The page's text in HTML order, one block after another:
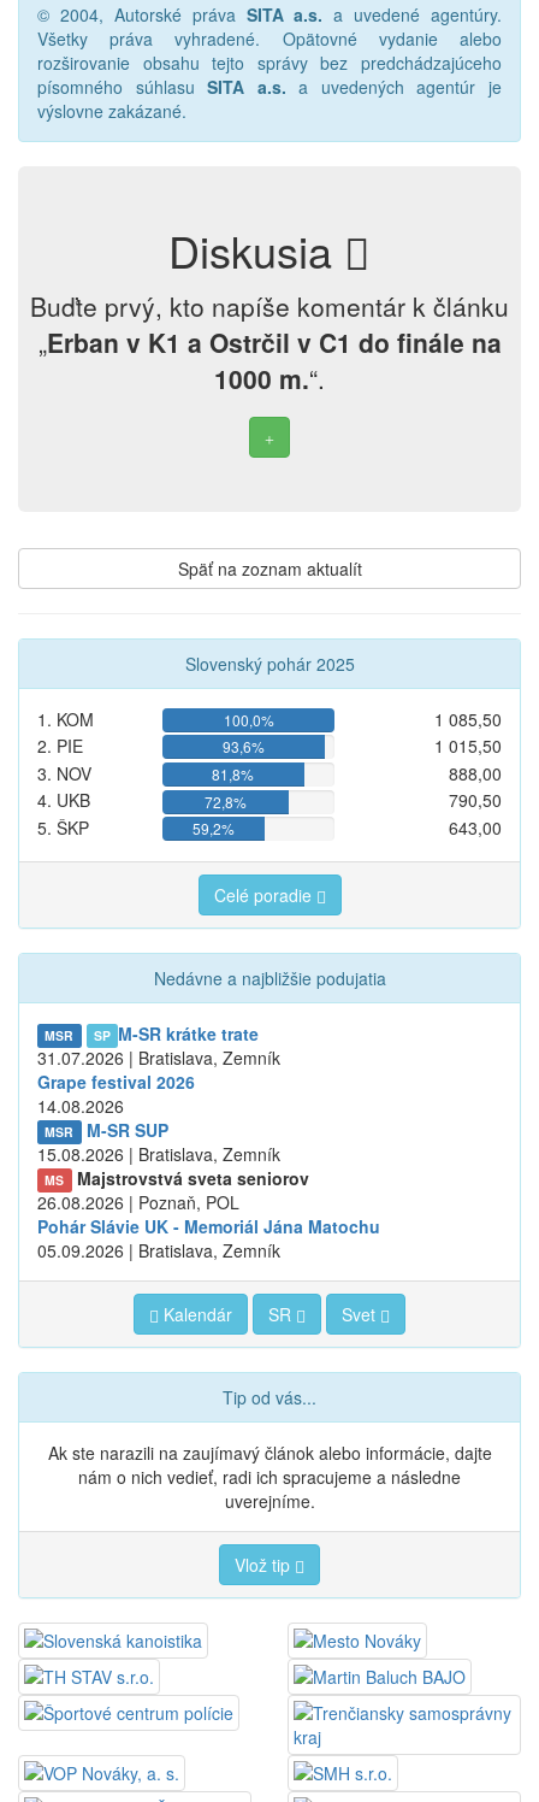
© 2004, Autorské práva SITA a.s. a uvedené agentúry.
Všetky práva vyhradené. Opätovné vydanie alebo
rozširovanie obsahu tejto správy bez predchádzajúceho
písomného súhlasuSITA a.s. a uvedených agentúr je
výslovne zakázané.
Diskusia
Buďte prvý, kto napíše komentár k článku
„Erban v K1 a Ostrčil v C1 do finále na
1000 m.“.
Späť na zoznam aktualít
Slovenský pohár 2025
1. KOM 100,0%
1 085,50
2. PIE
93,6%
1 015,50
3. NOV
81,8%
888,00
4. UKB
72,8%
790,50
5. ŠKP
59,2% 643,00
Celé poradie
Nedávne a najbližšie podujatia
MSR SP M-SR krátke trate
31.07.2026 | Bratislava, Zemník
Grape festival 2026
14.08.2026
MSR
M-SR SUP
15.08.2026 | Bratislava, Zemník
MS
Majstrovstvá sveta seniorov
26.08.2026 | Poznaň, POL
Pohár Slávie UK - Memoriál Jána Matochu
05.09.2026 | Bratislava, Zemník
Kalendár SR Svet
Tip od vás...
Ak ste narazili na zaujímavý článok alebo informácie, dajte
nám o nich vedieť, radi ich spracujeme a následne
uverejníme.
Vlož tip